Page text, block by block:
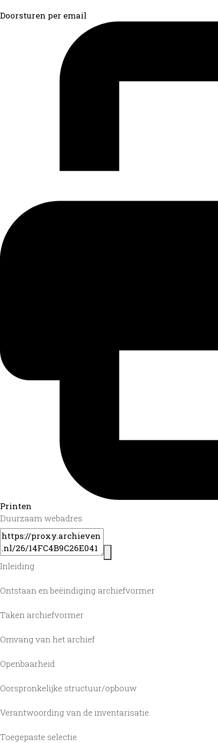
Doorsturen per email
Printen
Duurzaam webadres
Inleiding
Ontstaan en beëindiging archiefvormer
Taken archiefvormer
Omvang van het archief
Openbaarheid
Oorspronkelijke structuur/opbouw
Verantwoording van de inventarisatie
Toegepaste selectie